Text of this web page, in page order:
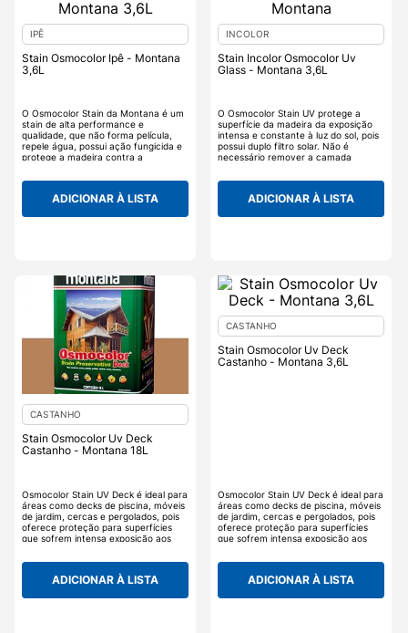
IPÊ
Stain Osmocolor Ipê - Montana
3,6L
O Osmocolor Stain da Montana é um
stain de alta performance e
qualidade, que não forma película,
repele água, possui ação fungicida e
protege a madeira contra a
fácil aplicação e ótimo acabamento,
realçando os veios e desenhos
naturais da madeira, alterando ou
cercas, guarda-corpos, entre outros.
ADICIONAR À LISTA
INCOLOR
Stain Incolor Osmocolor Uv
Glass - Montana 3,6L
O Osmocolor Stain UV protege a
superfície da madeira da exposição
intensa e constante à luz do sol, pois
possui duplo filtro solar. Não é
necessário remover a camada
resistência a intempéries, é
ambientalmente amigável e possui
degradação lenta, não ocorrendo
ADICIONAR À LISTA
CASTANHO
Stain Osmocolor Uv Deck
Castanho - Montana 18L
Osmocolor Stain UV Deck é ideal para
áreas como decks de piscina, móveis
de jardim, cercas e pergolados, pois
oferece proteção para superfícies
que sofrem intensa exposição aos
madeira um tom nobre.
ADICIONAR À LISTA
CASTANHO
Stain Osmocolor Uv Deck
Castanho - Montana 3,6L
Osmocolor Stain UV Deck é ideal para
áreas como decks de piscina, móveis
de jardim, cercas e pergolados, pois
oferece proteção para superfícies
que sofrem intensa exposição aos
madeira um tom nobre.
ADICIONAR À LISTA